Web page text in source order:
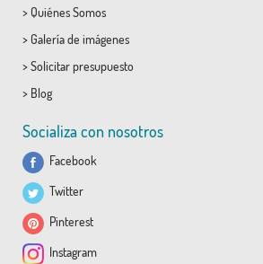
> Quiénes Somos
> Galería de imágenes
> Solicitar presupuesto
> Blog
Socializa con nosotros
Facebook
Twitter
Pinterest
Instagram